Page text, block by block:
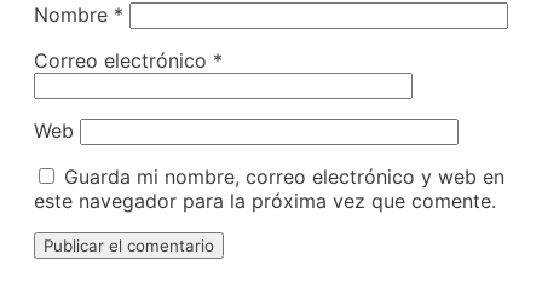
Nombre *
Correo electrónico *
Web
Guarda mi nombre, correo electrónico y web en
este navegador para la próxima vez que comente.